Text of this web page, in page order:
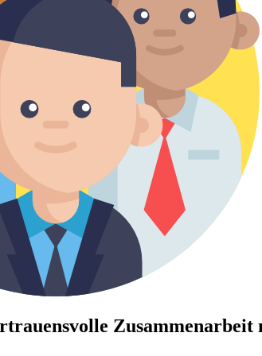
Zusammenarbeit